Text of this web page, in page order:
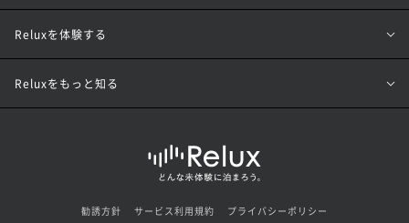
Reluxを体験する
Reluxをもっと知る
勧誘方針 サービス利用規約 プライバシーポリシー